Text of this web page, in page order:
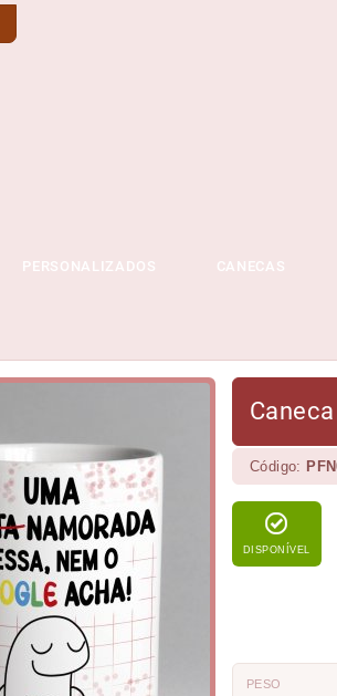
PERSONALIZADOS CANECAS
Código:
DISPONÍVEL
PESO